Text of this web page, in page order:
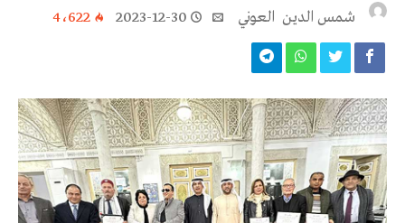
شمس‭ ‬الدين‭ ‬ العوني‭ ‬ 2023-12-30 4٬622